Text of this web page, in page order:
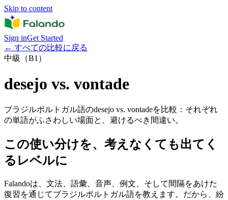
Skip to content
Sign inGet Started
← すべての比較に戻る
中級（B1）
desejo vs. vontade
ブラジルポルトガル語のdesejo vs. vontadeを比較：それぞれ
の単語がふさわしい場面と、避けるべき間違い。
この使い分けを、考えなくても出てく
るレベルに
Falandoは、文法、語彙、音声、例文、そして間隔をあけた
復習を通じてブラジルポルトガル語を教えます。だから、紛